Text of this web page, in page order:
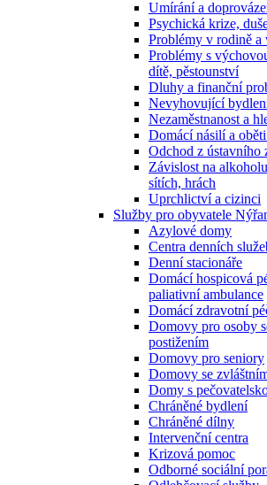
Umírání a
Psychická krize,
Problémy v rodině a
Problémy s
dítě, pěstounství
Dluhy a finanční
Nevyhovující
Nezaměstnanost a
Domácí násilí a
Odchod z ústavního
Závislost na
sítích, hrách
Uprchlictví a cizinci
Služby pro obyvatele
Azylové domy
Centra denních
Denní stacionáře
Domácí hospicová
paliativní ambulance
Domácí zdravotní
Domovy pro osoby
postižením
Domovy pro seniory
Domovy se
Domy s
Chráněné bydlení
Chráněné dílny
Intervenční centra
Krizová pomoc
Odborné sociální